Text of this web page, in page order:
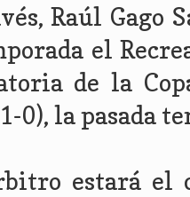
Raúl
el
de la
0), la pasada
estará el